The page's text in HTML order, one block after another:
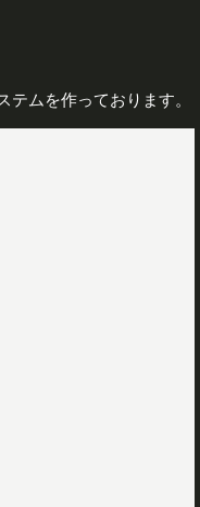
ムを作っております。